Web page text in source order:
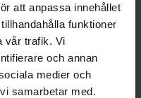
att anpassa innehållet
funktioner
vår trafik. Vi
och annan
medier och
samarbetar med.